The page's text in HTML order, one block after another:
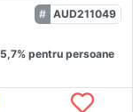
AUD211049
5,7% pentru persoane